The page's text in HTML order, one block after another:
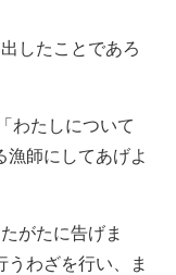
したことであろ
わたしについて
漁師にしてあげよ
がたに告げま
うわざを行い、ま